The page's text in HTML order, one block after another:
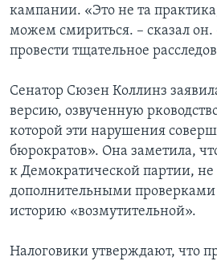
кампании. «Это не та
можем смириться. – сказал он.
провести тщательное
Сенатор Сюзен Коллинз
версию, озвученную
которой эти нарушения
бюрократов». Она заметила,
к Демократической партии,
дополнительными проверками
историю «возмутительной».
Налоговики утверждают, что